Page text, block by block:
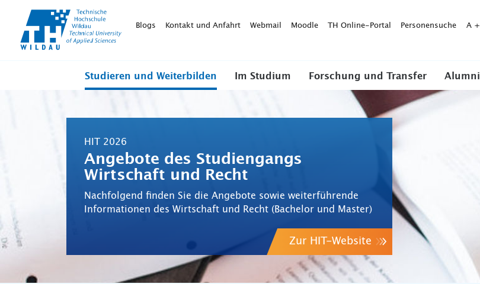
WildauBlogs Kontakt und Anfahrt Webmail Moodle TH Online-Portal Personensuche A +
Studieren und Weiterbilden Im Studium Forschung und Transfer Alumni
HIT 2026
Angebote des Studiengangs
Wirtschaft und Recht
Nachfolgend finden Sie die Angebote sowie weiterführende
Informationen des Wirtschaft und Recht (Bachelor und Master)
Zur HIT-Website